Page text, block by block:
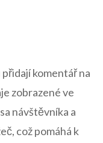
komentář na
zobrazené ve
návštěvníka a
což pomáhá k